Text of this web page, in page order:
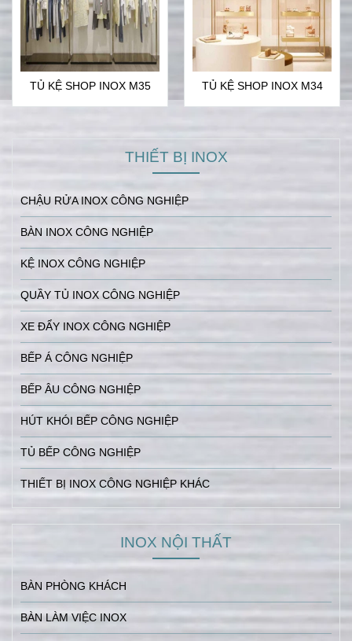
TỦ KỆ SHOP INOX M35 TỦ KỆ SHOP INOX M34
THIẾT BỊ INOX
CHẬU RỬA INOX CÔNG NGHIỆP
BÀN INOX CÔNG NGHIỆP
KỆ INOX CÔNG NGHIỆP
QUẦY TỦ INOX CÔNG NGHIỆP
XE ĐẨY INOX CÔNG NGHIỆP
BẾP Á CÔNG NGHIỆP
BẾP ÂU CÔNG NGHIỆP
HÚT KHÓI BẾP CÔNG NGHIỆP
TỦ BẾP CÔNG NGHIỆP
THIẾT BỊ INOX CÔNG NGHIỆP KHÁC
INOX NỘI THẤT
BÀN PHÒNG KHÁCH
BÀN LÀM VIỆC INOX